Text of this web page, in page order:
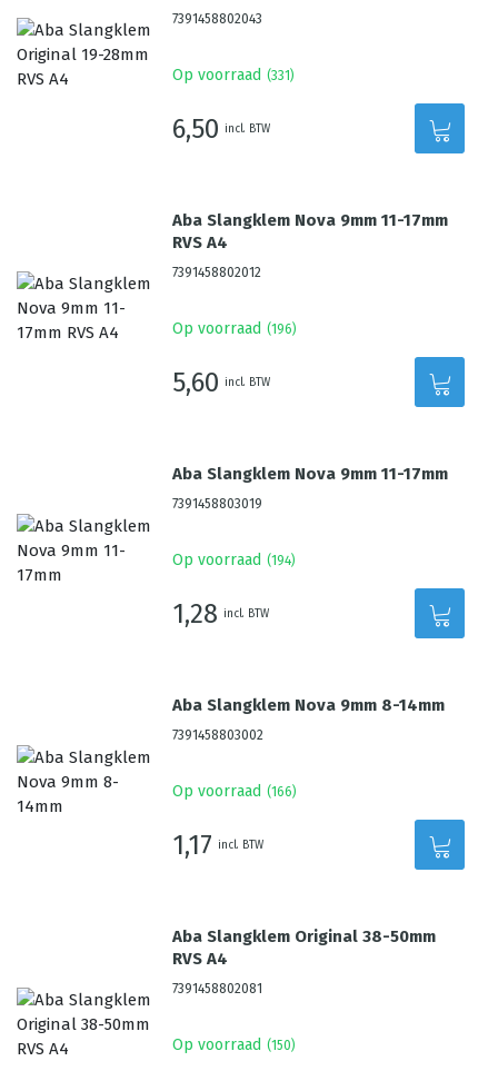
7391458802043
Op voorraad (331 )
6,50 incl. BTW
Aba Slangklem Nova 9mm 11-17mm
RVS A4
7391458802012
Op voorraad (196)
5,60 incl. BTW
Aba Slangklem Nova 9mm 11-17mm
7391458803019
Op voorraad (194)
1,28 incl. BTW
Aba Slangklem Nova 9mm 8-14mm
7391458803002
Op voorraad (166)
1,17 incl. BTW
Aba Slangklem Original 38-50mm
RVS A4
7391458802081
Op voorraad (150)